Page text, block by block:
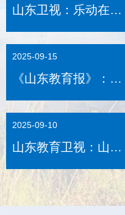
山东卫视：乐动在线
艺术歌曲”音乐会
2025-09-15
《山东教育报》：王
为引领 扎实推进教
师队伍建设
2025-09-10
山东教育卫视：山
道”铺就新生温暖求